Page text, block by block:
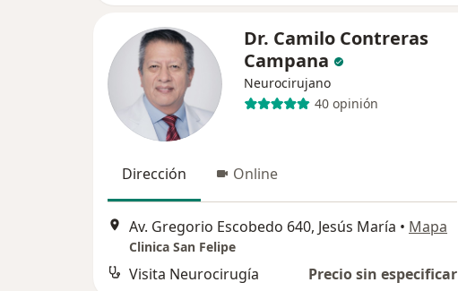
Dr. Camilo Contreras
Campana
Neurocirujano
40 opinión
Dirección Online
Av. Gregorio Escobedo 640, Jesús María • Mapa
Clinica San Felipe
Visita Neurocirugía Precio sin especificar